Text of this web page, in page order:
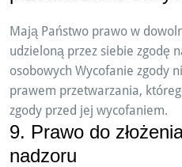
Mają Państwo prawo w
udzieloną przez siebie zgodę
osobowych Wycofanie zgody
prawem przetwarzania,
zgody przed jej wycofaniem.
9. Prawo do
nadzoru